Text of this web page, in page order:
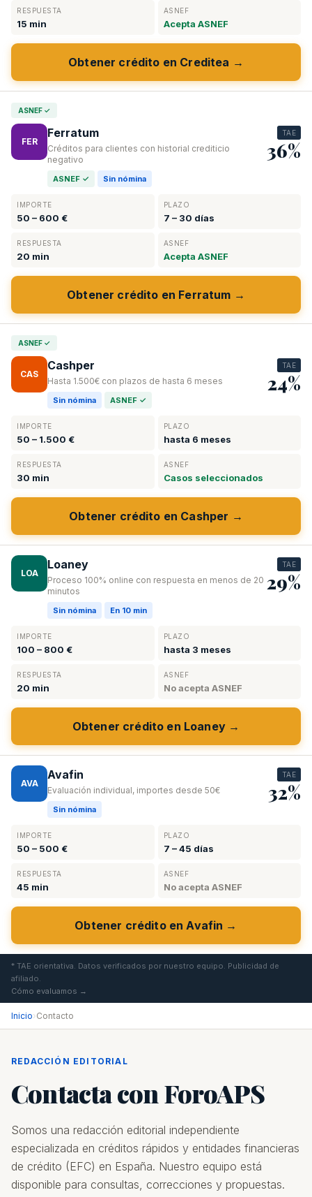
RESPUESTA
15 min
ASNEF
Acepta ASNEF
Obtener crédito en Creditea →
ASNEF ✓
FER
Ferratum
Créditos para clientes con historial crediticio
negativo
ASNEF ✓ Sin nómina
TAE
36%
IMPORTE
50 – 600 €
PLAZO
7 – 30 días
RESPUESTA
20 min
ASNEF
Acepta ASNEF
Obtener crédito en Ferratum →
ASNEF ✓
CAS
Cashper
Hasta 1.500€ con plazos de hasta 6 meses
Sin nómina ASNEF ✓
TAE
24%
IMPORTE
50 – 1.500 €
PLAZO
hasta 6 meses
RESPUESTA
30 min
ASNEF
Casos seleccionados
Obtener crédito en Cashper →
LOA
Loaney
Proceso 100% online con respuesta en menos de 20
minutos
Sin nómina En 10 min
TAE
29%
IMPORTE
100 – 800 €
PLAZO
hasta 3 meses
RESPUESTA
20 min
ASNEF
No acepta ASNEF
Obtener crédito en Loaney →
AVA
Avafin
Evaluación individual, importes desde 50€
Sin nómina
TAE
32%
IMPORTE
50 – 500 €
PLAZO
7 – 45 días
RESPUESTA
45 min
ASNEF
No acepta ASNEF
Obtener crédito en Avafin →
* TAE orientativa. Datos verificados por nuestro equipo. Publicidad de
afiliado.
Cómo evaluamos →
Inicio›Contacto
REDACCIÓN EDITORIAL
Contacta con ForoAPS
Somos una redacción editorial independiente
especializada en créditos rápidos y entidades financieras
de crédito (EFC) en España. Nuestro equipo está
disponible para consultas, correcciones y propuestas.